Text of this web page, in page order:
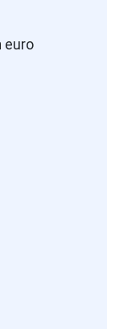
euro